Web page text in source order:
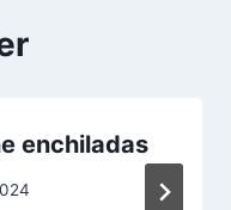
enchiladas